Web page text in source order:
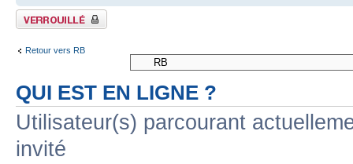
Sujet verrouillé
Retour vers RB
QUI EST EN LIGNE ?
Utilisateur(s) parcourant
invité